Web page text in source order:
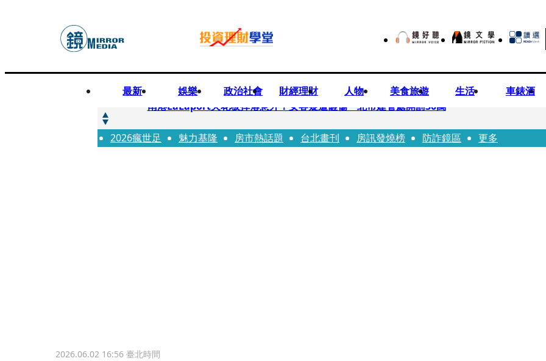
最新 娛樂 政治社會 財經理財 人物 美食旅遊 生活 車錶酒
快訊
南港LaLaport天花板掉落意外！女客疑遭砸傷 北市建管處開罰30萬
快訊
川普又出招！多晶矽產品課15%關稅12月生效 經濟部回應了
2026瘋世足 魅力基隆 房市熱話題 台北畫刊 房訊發燒榜 防詐鏡區 更多
2026.06.02 16:56臺北時間